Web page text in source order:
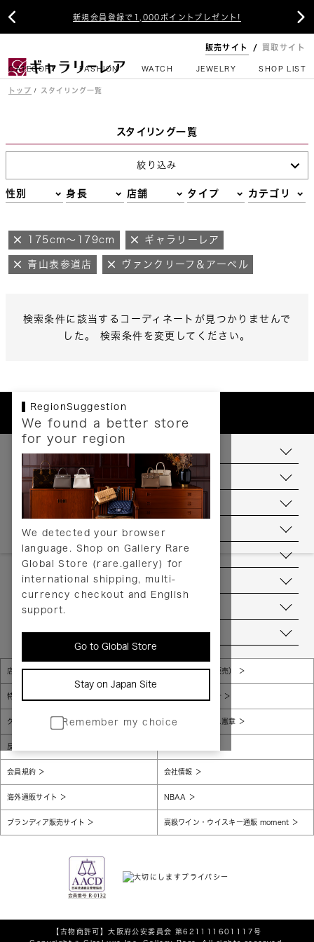
新規会員登録で1,000ポイントプレゼント!
 
販売サイト 買取サイト
CATEGORY FASHION WATCH JEWELRY SHOP LIST
トップ スタイリング一覧
スタイリング一覧
絞り込み
性別 身長 店舗 タイプ カテゴリ
175cm～179cm ギャラリーレア
青山表参道店 ヴァンクリーフ＆アーペル
検索条件に該当するコーディネートが見つかりませんで
した。 検索条件を変更してください。
RegionSuggestion
We found a better store
for your region
We detected your browser
language. Shop on Gallery Rare
Global Store (rare.gallery) for
international shipping, multi-
currency checkout and English
support.
Go to Global Store
Stay on Japan Site
Remember my choice
お支払いについて
配送について
送料について
返品について
ヘルプ
お問い合わせ
当店について
店舗一覧 販売規約（店頭販売）
特定商取引法に基づく表示 個人情報保護方針
グローバルプライバシーポリシー コンプライアンス憲章
反社会的勢力に対する基本方針
会員規約 会社情報
海外通販サイト NBAA
ブランディア販売サイト 高級ワイン・ウイスキー通販 moment
【古物商許可】大阪府公安委員会 第621111601117号